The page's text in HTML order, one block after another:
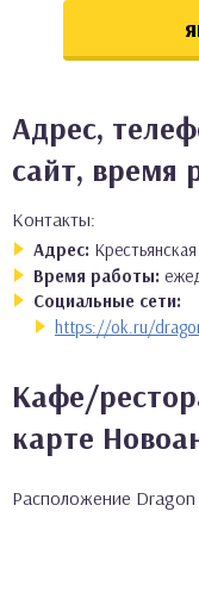
Адрес,
сайт, время
Контакты:
Адрес:
Время работы:
Социальные сети:
https://ok.ru/
Кафе/
карте
Расположение Dragon